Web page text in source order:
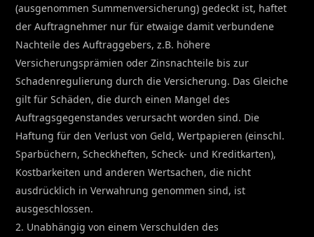
(ausgenommen Summenversicherung) gedeckt ist, haftet
der Auftragnehmer nur für etwaige damit verbundene
Nachteile des Auftraggebers, z.B. höhere
Versicherungsprämien oder Zinsnachteile bis zur
Schadenregulierung durch die Versicherung. Das Gleiche
gilt für Schäden, die durch einen Mangel des
Auftragsgegenstandes verursacht worden sind. Die
Haftung für den Verlust von Geld, Wertpapieren (einschl.
Sparbüchern, Scheckheften, Scheck- und Kreditkarten),
Kostbarkeiten und anderen Wertsachen, die nicht
ausdrücklich in Verwahrung genommen sind, ist
ausgeschlossen.
2. Unabhängig von einem Verschulden des